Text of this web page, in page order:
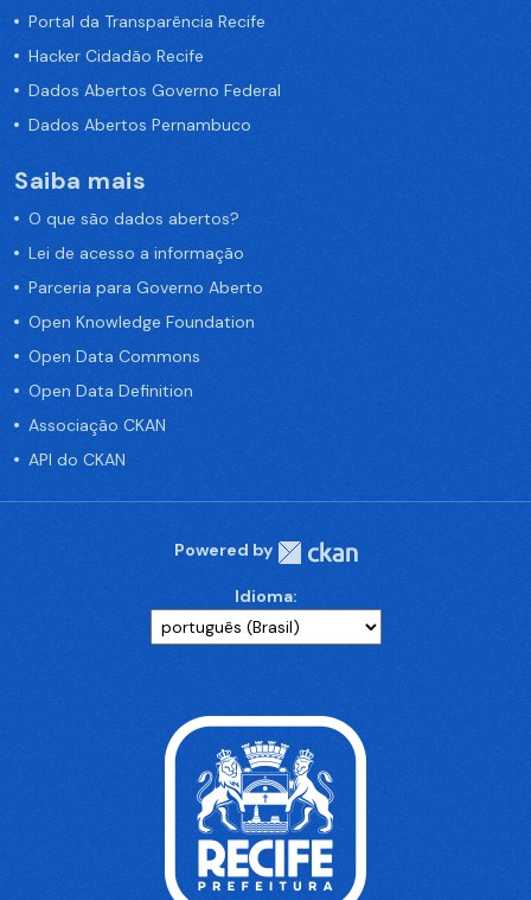
Portal da Transparência Recife
Hacker Cidadão Recife
Dados Abertos Governo Federal
Dados Abertos Pernambuco
Saiba mais
O que são dados abertos?
Lei de acesso a informação
Parceria para Governo Aberto
Open Knowledge Foundation
Open Data Commons
Open Data Definition
Associação CKAN
API do CKAN
Powered by
Idioma